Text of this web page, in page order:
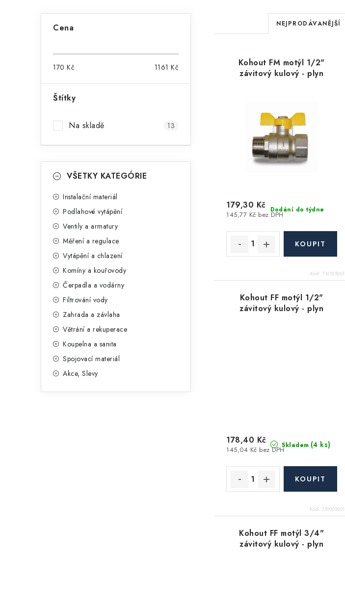
t
n
Cena
170 Kč 1161 Kč
Štítky
Na skladě 13
kategorieVŠETKY KATEGÓRIE
Instalační materiál
Podlahové vytápění
Ventily a armatury
Měření a regulace
Vytápění a chlazení
Komíny a kouřovody
Čerpadla a vodárny
Filtrování vody
Zahrada a závlaha
Větrání a rekuperace
Koupelna a sanita
Spojovací materiál
Akce, Slevy
Ř
a
z
e
í
p
r
o
u
k
t
NEJPRODÁVANĚJŠÍ
ů
Kohout FM motýl 1/2"
závitový kulový - plyn
Dodání do týdne
145,77 Kč bez DPH
179,30 Kč
Kód: 110105001
Kohout FF motýl 1/2"
závitový kulový - plyn
Skladem (4 ks)
145,04 Kč bez DPH
178,40 Kč
Kód: 110005001
Kohout FF motýl 3/4"
závitový kulový - plyn